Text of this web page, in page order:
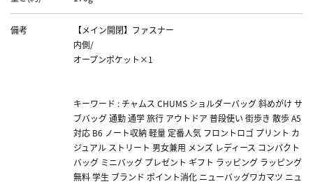
備考
【メイン開閉】ファスナー
内側/
オープンポケット×1
キーワード : チャムス CHUMS ショルダーバッグ 斜めがけ サ
ブバッグ 通勤 通学 旅行 アウトドア 普段使い 街歩き 散歩 A5
対応 B6 ノート収納 軽量 定番人気 フロントロゴ プリント カ
ジュアル ストリート 男女兼用 メンズ レディース コンパクト
バッグ ミニバッグ プレゼント ギフト ラッピング ラッピング
無料 学生 ブランド ポイント消化 ニューバッグワカマツ ニュ